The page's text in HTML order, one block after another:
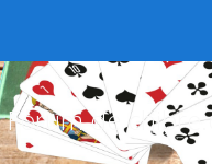
Forum de